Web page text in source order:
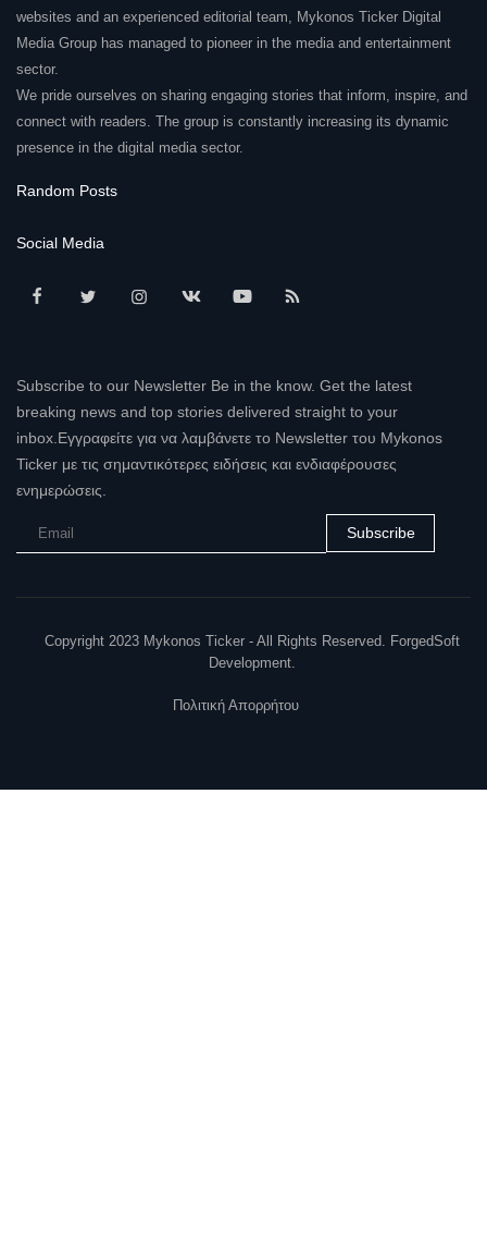
websites and an experienced editorial team, Mykonos Ticker Digital
Media Group has managed to pioneer in the media and entertainment
sector.
We pride ourselves on sharing engaging stories that inform, inspire, and
connect with readers. The group is constantly increasing its dynamic
presence in the digital media sector.
Random Posts
Social Media
Subscribe to our Newsletter Be in the know. Get the latest
breaking news and top stories delivered straight to your
inbox.Εγγραφείτε για να λαμβάνετε το Newsletter του Mykonos
Ticker με τις σημαντικότερες ειδήσεις και ενδιαφέρουσες
ενημερώσεις.
Subscribe
Copyright 2023 Mykonos Ticker - All Rights Reserved. ForgedSoft
Development.
Πολιτική Απορρήτου